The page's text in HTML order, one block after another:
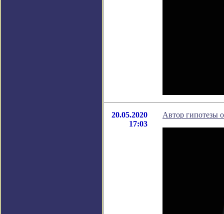
20.05.2020
17:03
Автор гипотезы